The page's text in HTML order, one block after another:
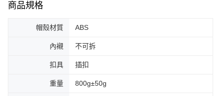
商品規格
帽殼材質 ABS
內襯 不可拆
扣具 插扣
重量 800g±50g